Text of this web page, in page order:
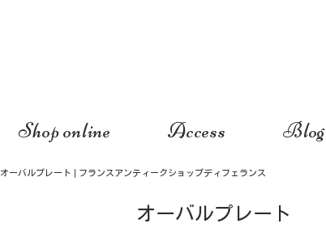
Shop online Access Blog
オーバルプレート | フランスアンティークショップディフェランス
オーバルプレート